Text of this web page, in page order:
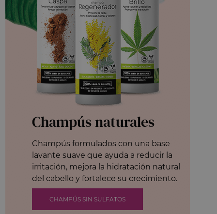
Champús naturales
Champús formulados con una base
lavante suave que ayuda a reducir la
irritación, mejora la hidratación natural
del cabello y fortalece su crecimiento.
CHAMPÚS SIN SULFATOS